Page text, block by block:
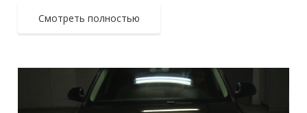
Смотреть полностью